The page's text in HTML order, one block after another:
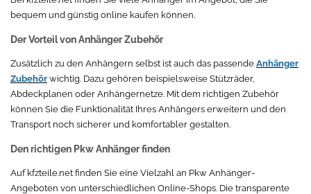
bequem und günstig online kaufen können.
Der Vorteil von Anhänger Zubehör
Zusätzlich zu den Anhängern selbst ist auch das passende Anhänger
Zubehör wichtig. Dazu gehören beispielsweise Stützräder,
Abdeckplanen oder Anhängernetze. Mit dem richtigen Zubehör
können Sie die Funktionalität Ihres Anhängers erweitern und den
Transport noch sicherer und komfortabler gestalten.
Den richtigen Pkw Anhänger finden
Auf kfzteile.net finden Sie eine Vielzahl an Pkw Anhänger-
Angeboten von unterschiedlichen Online-Shops. Die transparente